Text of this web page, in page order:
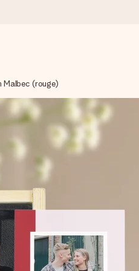
en un éclair – pour
attribuent une note de 4,7 sur
– avec son prénom, votre
Malbec (rouge)